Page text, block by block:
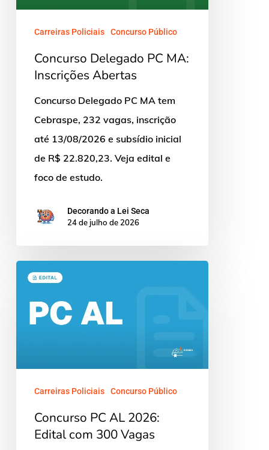
Abertas
Carreiras Policiais Concurso Público
Concurso Delegado PC MA:
Inscrições Abertas
Concurso Delegado PC MA tem
Cebraspe, 232 vagas, inscrição
até 13/08/2026 e subsídio inicial
de R$ 22.820,23. Veja edital e
foco de estudo.
Decorando a Lei Seca
24 de julho de 2026
Concurso
2026:
com
Carreiras Policiais Concurso Público
Concurso PC AL 2026:
Edital com 300 Vagas